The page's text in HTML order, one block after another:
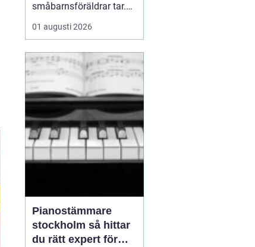
småbarnsföräldrar tar.
Omsorg, trygghet,
pedagogik och praktisk
fungera tillsammans,
gärna under många år. I
Nacka finns ett brett
utbud av förskolor, både
kommunala och
friståen...
01 augusti 2026
Pianostämmare
stockholm så hittar
du rätt expert för